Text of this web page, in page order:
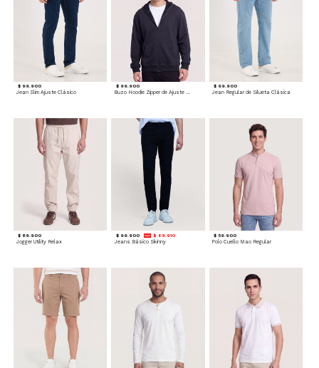
$ 99.900
Jean Slim Ajuste Clásico
$ 99.900
Buzo Hoodie Zipper de Ajuste Cómodo
$ 99.900
Jean Regular de Silueta Clásica
$ 89.900
Jogger Utility Relax
$ 99.900 $ 89.910
Jeans Básico Skinny
$ 59.900
Polo Cuello Mao Regular